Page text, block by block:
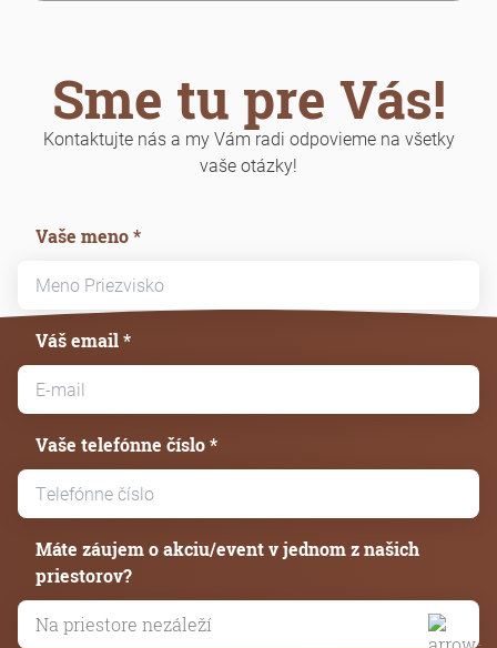
Sme tu pre Vás!
Kontaktujte nás a my Vám radi odpovieme na všetky
vaše otázky!
Vaše meno *
Váš email *
Vaše telefónne číslo *
Máte záujem o akciu/event v jednom z našich
priestorov?